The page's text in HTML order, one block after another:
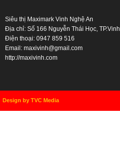
Siêu thị Maximark Vinh Nghệ An
Địa chỉ: Số 166 Nguyễn Thái Học, TP.Vinh
Điện thoại: 0947 859 516
Email: maxivinh@gmail.com
http://maxivinh.com
Design by TVC Media